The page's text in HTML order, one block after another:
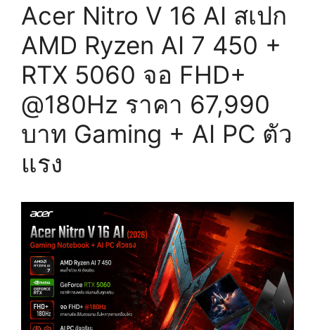
RTX
/
5060
จอ
FHD+
ตัว
เริ่ม
48,990
บาท
Acer Nitro V 16 AI สเปก
AMD Ryzen AI 7 450 +
RTX 5060 จอ FHD+
@180Hz ราคา 67,990
บาท Gaming + AI PC ตัว
แรง